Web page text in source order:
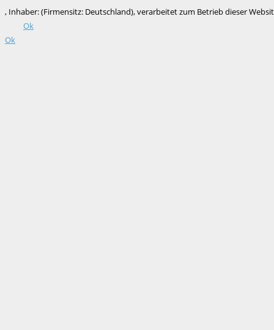
, Inhaber: (Firmensitz: Deutschland), verarbeitet zum Betrieb dieser
Ok
Ok